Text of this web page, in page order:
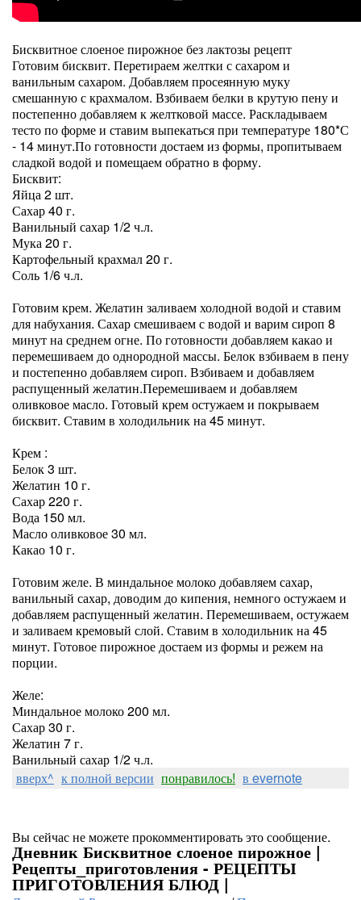
Бисквитное слоеное пирожное без лактозы рецепт
Готовим бисквит. Перетираем желтки с сахаром и
ванильным сахаром. Добавляем просеянную муку
смешанную с крахмалом. Взбиваем белки в крутую пену и
постепенно добавляем к желтковой массе. Раскладываем
тесто по форме и ставим выпекаться при температуре 180*С
- 14 минут.По готовности достаем из формы, пропитываем
сладкой водой и помещаем обратно в форму.
Бисквит:
Яйца 2 шт.
Сахар 40 г.
Ванильный сахар 1/2 ч.л.
Мука 20 г.
Картофельный крахмал 20 г.
Соль 1/6 ч.л.
Готовим крем. Желатин заливаем холодной водой и ставим
для набухания. Сахар смешиваем с водой и варим сироп 8
минут на среднем огне. По готовности добавляем какао и
перемешиваем до однородной массы. Белок взбиваем в пену
и постепенно добавляем сироп. Взбиваем и добавляем
распущенный желатин.Перемешиваем и добавляем
оливковое масло. Готовый крем остужаем и покрываем
бисквит. Ставим в холодильник на 45 минут.
Крем :
Белок 3 шт.
Желатин 10 г.
Сахар 220 г.
Вода 150 мл.
Масло оливковое 30 мл.
Какао 10 г.
Готовим желе. В миндальное молоко добавляем сахар,
ванильный сахар, доводим до кипения, немного остужаем и
добавляем распущенный желатин. Перемешиваем, остужаем
и заливаем кремовый слой. Ставим в холодильник на 45
минут. Готовое пирожное достаем из формы и режем на
порции.
Желе:
Миндальное молоко 200 мл.
Сахар 30 г.
Желатин 7 г.
Ванильный сахар 1/2 ч.л.
вверх^ к полной версии понравилось! в evernote
Вы сейчас не можете прокомментировать это сообщение.
Дневник Бисквитное слоеное пирожное |
Рецепты_приготовления - РЕЦЕПТЫ
ПРИГОТОВЛЕНИЯ БЛЮД |